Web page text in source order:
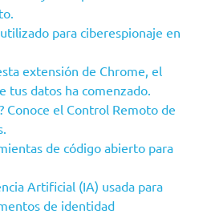
para ciberespionaje en
extensión de Chrome, el
tus datos ha comenzado.
Conoce el Control Remoto de
de código abierto para
Artificial (IA) usada para
de identidad